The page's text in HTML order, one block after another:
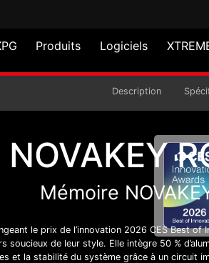
Produits Logiciels
RVB DDR5
Description
NOVAKEY
Mémoire
le prix de l’innovation 2026 CES Best
soucieux de leur style. Elle intègre 50 %
et la stabilité du système grâce à un circuit